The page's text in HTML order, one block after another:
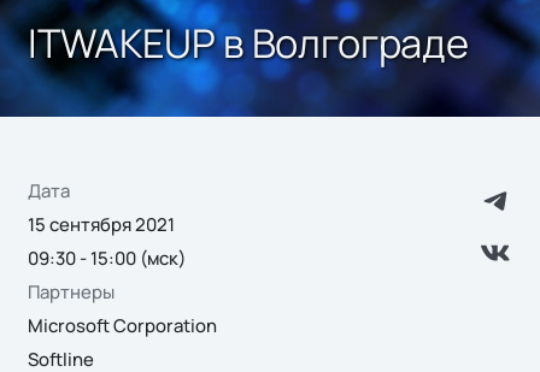
ITWAKEUP в Волгограде
Дата
15 сентября 2021
09:30 - 15:00 (мск)
Партнеры
Microsoft Corporation
Softline